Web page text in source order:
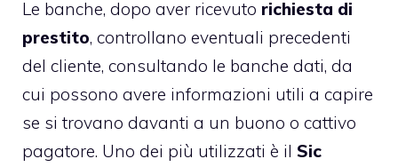
Le banche, dopo aver ricevuto richiesta di
prestito, controllano eventuali precedenti
del cliente, consultando le banche dati, da
cui possono avere informazioni utili a capire
se si trovano davanti a un buono o cattivo
pagatore. Uno dei più utilizzati è il Sic